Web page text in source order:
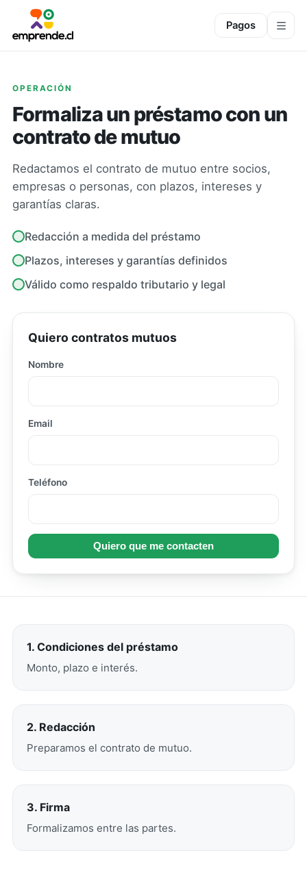
Pagos
OPERACIÓN
Formaliza un préstamo con un
contrato de mutuo
Redactamos el contrato de mutuo entre socios,
empresas o personas, con plazos, intereses y
garantías claras.
Redacción a medida del préstamo
Plazos, intereses y garantías definidos
Válido como respaldo tributario y legal
Quiero contratos mutuos
Nombre
Email
Teléfono
Quiero que me contacten
1. Condiciones del préstamo
Monto, plazo e interés.
2. Redacción
Preparamos el contrato de mutuo.
3. Firma
Formalizamos entre las partes.